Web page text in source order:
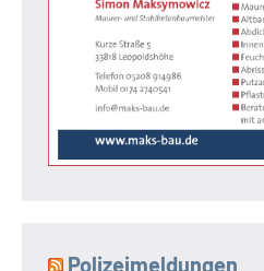
Polizeimeldungen